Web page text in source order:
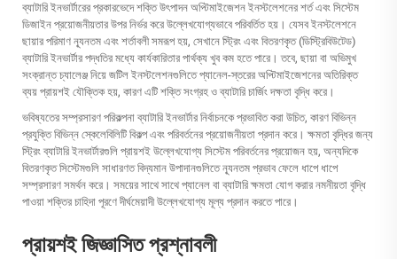
ব্যাটারি ইনভার্টারের প্রকারভেদে শক্তি উৎপাদন অপ্টিমাইজেশন ইনস্টলেশনের শর্ত এবং সিস্টেম
ডিজাইন প্রয়োজনীয়তার উপর নির্ভর করে উল্লেখযোগ্যভাবে পরিবর্তিত হয়। যেসব ইনস্টলেশনে
ছায়ার পরিমাণ ন্যূনতম এবং শর্তাবলী সমরূপ হয়, সেখানে স্ট্রিং এবং বিতরণকৃত (ডিস্ট্রিবিউটেড)
ব্যাটারি ইনভার্টার পদ্ধতির মধ্যে কার্যকারিতার পার্থক্য খুব কম হতে পারে। তবে, ছায়া বা অভিমুখ
সংক্রান্ত চ্যালেঞ্জ নিয়ে জটিল ইনস্টলেশনগুলিতে প্যানেল-স্তরের অপ্টিমাইজেশনের অতিরিক্ত
ব্যয় প্রায়শই যৌক্তিক হয়, কারণ এটি শক্তি সংগ্রহ ও ব্যাটারি চার্জিং দক্ষতা বৃদ্ধি করে।
ভবিষ্যতের সম্প্রসারণ পরিকল্পনা ব্যাটারি ইনভার্টার নির্বাচনকে প্রভাবিত করা উচিত, কারণ বিভিন্ন
প্রযুক্তি বিভিন্ন স্কেলেবিলিটি বিকল্প এবং পরিবর্তনের প্রয়োজনীয়তা প্রদান করে। ক্ষমতা বৃদ্ধির জন্য
স্ট্রিং ব্যাটারি ইনভার্টারগুলি প্রায়শই উল্লেখযোগ্য সিস্টেম পরিবর্তনের প্রয়োজন হয়, অন্যদিকে
বিতরণকৃত সিস্টেমগুলি সাধারণত বিদ্যমান উপাদানগুলিতে ন্যূনতম প্রভাব ফেলে ধাপে ধাপে
সম্প্রসারণ সমর্থন করে। সময়ের সাথে সাথে প্যানেল বা ব্যাটারি ক্ষমতা যোগ করার নমনীয়তা বৃদ্ধি
পাওয়া শক্তির চাহিদা পূরণে দীর্ঘমেয়াদী উল্লেখযোগ্য মূল্য প্রদান করতে পারে।
প্রায়শই জিজ্ঞাসিত প্রশ্নাবলী